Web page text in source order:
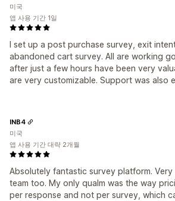
I set up a post purchase survey, exit
abandoned cart survey. All are working
after just a few hours have been very
are very customizable. Support was also
미국
앱 사용 기간 1일
Absolutely fantastic survey platform.
team too. My only qualm was the way
per response and not per survey, which
INB4
미국
앱 사용 기간 대략 2개월